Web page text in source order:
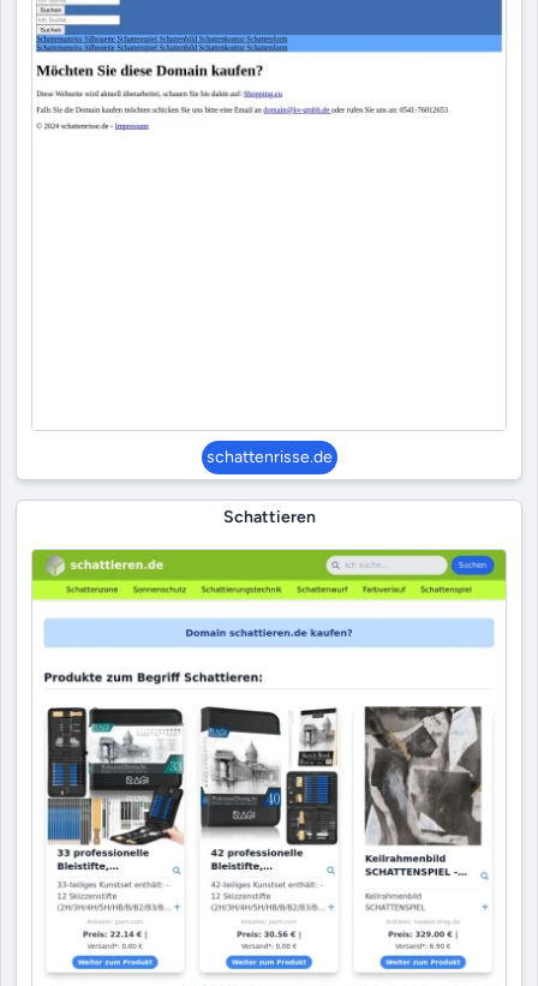
schattenrisse.de
Schattieren